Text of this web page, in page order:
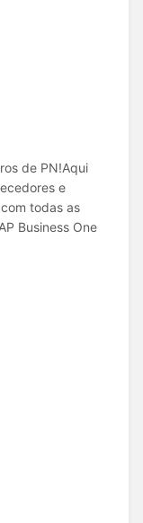
de PN!Aqui
e
todas as
Business One